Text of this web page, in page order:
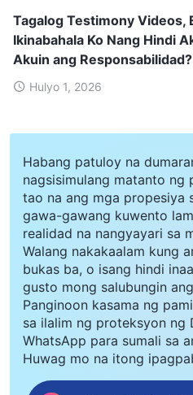
Tagalog Testimony Videos,
Ikinabahala Ko Nang Hindi
Akuin ang Responsabilidad?
Hulyo 1, 2026
Habang patuloy na
nagsisimulang matanto ng
tao na ang mga propesiya
gawa-gawang kuwento
realidad na nangyayari sa
Walang nakakaalam kung
bukas ba, o isang hindi
gusto mong salubungin
Panginoon kasama ng
sa ilalim ng proteksyon ng
WhatsApp para sumali sa
Huwag mo na itong